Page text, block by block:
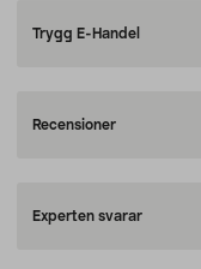
Trygg E-Handel
Recensioner
Experten svarar